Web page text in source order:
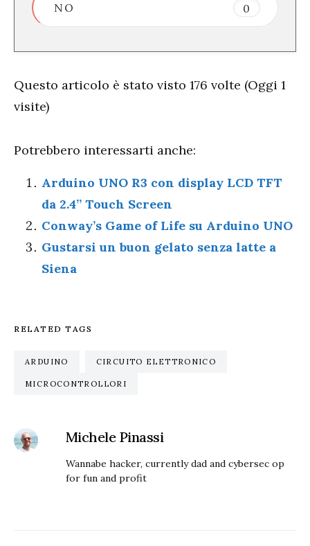
NO 0
Questo articolo è stato visto 176 volte (Oggi 1
visite)
Potrebbero interessarti anche:
Arduino UNO R3 con display LCD TFT
da 2.4” Touch Screen
Conway’s Game of Life su Arduino UNO
Gustarsi un buon gelato senza latte a
Siena
RELATED TAGS
ARDUINO CIRCUITO ELETTRONICO
MICROCONTROLLORI
Michele Pinassi
Wannabe hacker, currently dad and cybersec op
for fun and profit